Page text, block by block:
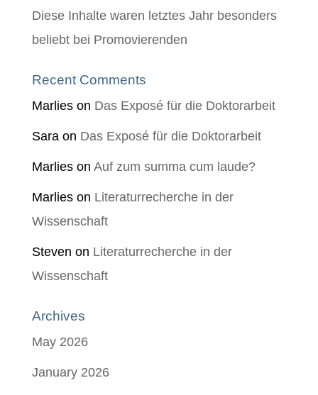
Diese Inhalte waren letztes Jahr besonders
beliebt bei Promovierenden
Recent Comments
Marlieson Das Exposé für die Doktorarbeit
Saraon Das Exposé für die Doktorarbeit
Marlieson Auf zum summa cum laude?
Marlieson Literaturrecherche in der
Wissenschaft
Steven on Literaturrecherche in der
Wissenschaft
Archives
May 2026
January 2026